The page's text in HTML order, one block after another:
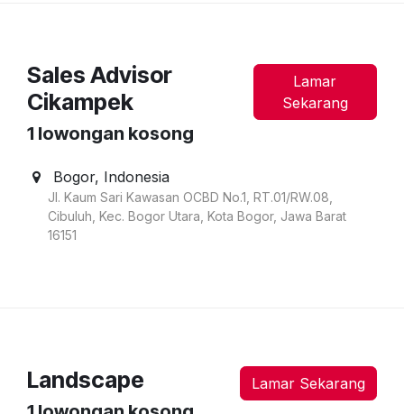
Sales Advisor
Cikampek
Lamar
Sekarang
1 lowongan kosong
Bogor, Indonesia
Jl. Kaum Sari Kawasan OCBD No.1, RT.01/RW.08,
Cibuluh, Kec. Bogor Utara, Kota Bogor, Jawa Barat
16151
Landscape Lamar Sekarang